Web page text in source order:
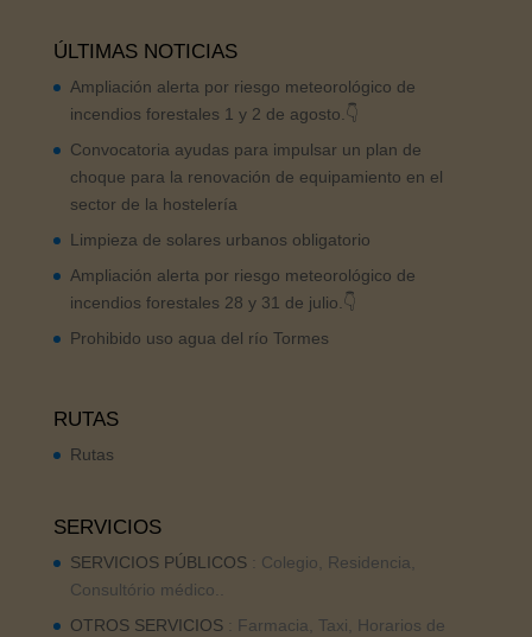
ÚLTIMAS NOTICIAS
Ampliación alerta por riesgo meteorológico de
incendios forestales 1 y 2 de agosto.👇
Convocatoria ayudas para impulsar un plan de
choque para la renovación de equipamiento en el
sector de la hostelería
Limpieza de solares urbanos obligatorio
Ampliación alerta por riesgo meteorológico de
incendios forestales 28 y 31 de julio.👇
Prohibido uso agua del río Tormes
RUTAS
Rutas
SERVICIOS
SERVICIOS PÚBLICOS: Colegio, Residencia,
Consultório médico..
OTROS SERVICIOS: Farmacia, Taxi, Horarios de